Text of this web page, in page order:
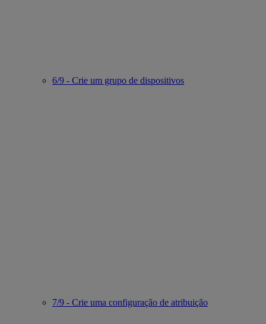
6/9 - Crie um grupo de dispositivos
7/9 - Crie uma configuração de atribuição